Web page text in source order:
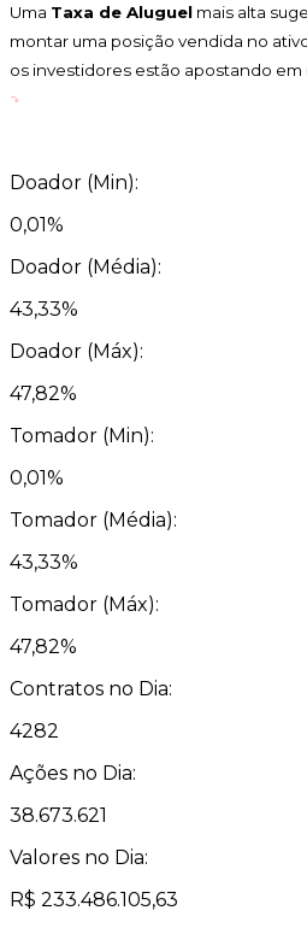
Uma Taxa de Aluguel mais alta
montar uma posição vendida no
os investidores estão apostando em
Doador (Min):
0,01%
Doador (Média):
43,33%
Doador (Máx):
47,82%
Tomador (Min):
0,01%
Tomador (Média):
43,33%
Tomador (Máx):
47,82%
Contratos no Dia:
4282
Ações no Dia:
38.673.621
Valores no Dia:
R$ 233.486.105,63